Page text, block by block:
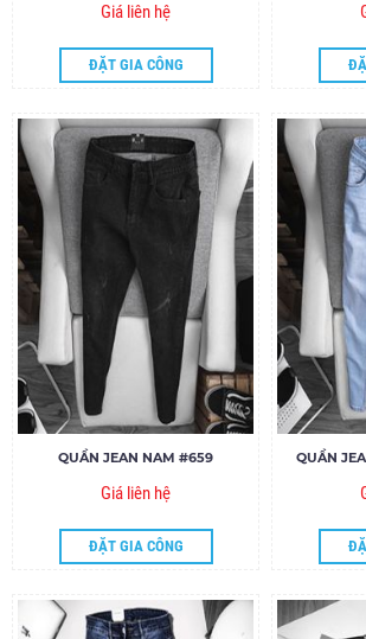
Giá liên hệ
ĐẶT GIA CÔNG
QUẦN JEAN NAM #659
Giá liên hệ
ĐẶT GIA CÔNG
QUẦN